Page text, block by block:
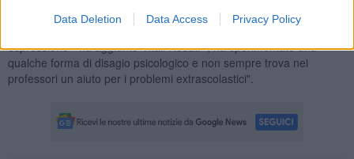
Data Deletion Data Access Privacy Policy
"La maggioranza degli intervistati lamenta di aver poca libertà di
espressione - ha aggiunto Vitali Rosati -, ha sperimentato una
qualche forma di disagio psicologico e non sempre trova nei
professori un aiuto per i problemi extrascolastici".